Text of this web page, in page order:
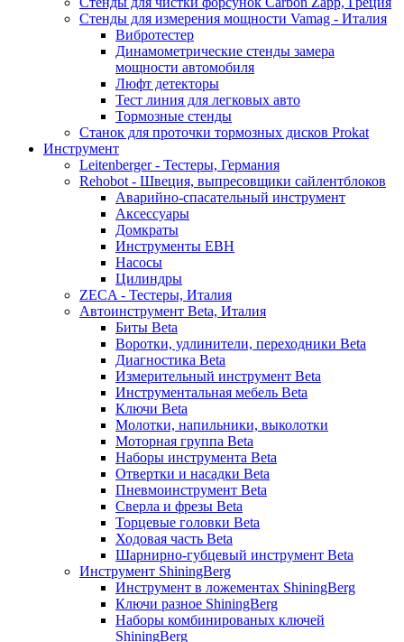
Стенды для измерения мощности Vamag - Италия
Вибротестер
Динамометрические стенды замера
мощности автомобиля
Люфт детекторы
Тест линия для легковых авто
Тормозные стенды
Станок для проточки тормозных дисков Prokat
Инструмент
Leitenberger - Тестеры, Германия
Rehobot - Швеция, выпресовщики сайлентблоков
Аварийно-спасательный инструмент
Аксессуары
Домкраты
Инструменты EBH
Насосы
Цилиндры
ZECA - Тестеры, Италия
Автоинструмент Beta, Италия
Биты Beta
Воротки, удлинители, переходники Beta
Диагностика Beta
Измерительный инструмент Beta
Инструментальная мебель Beta
Ключи Beta
Молотки, напильники, выколотки
Моторная группа Beta
Наборы инструмента Beta
Отвертки и насадки Beta
Пневмоинструмент Beta
Сверла и фрезы Beta
Торцевые головки Beta
Ходовая часть Beta
Шарнирно-губцевый инструмент Beta
Инструмент ShiningBerg
Инструмент в ложементах ShiningBerg
Ключи разное ShiningBerg
Наборы комбинированых ключей
ShiningBerg